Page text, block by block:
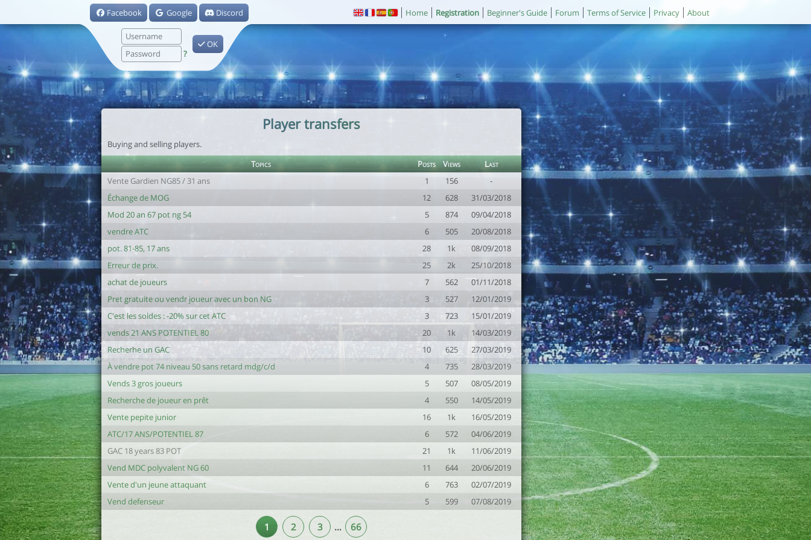
Facebook Google Discord
?
OK
Home Registration Beginner's Guide Forum Terms of Service Privacy About
Player transfers
Buying and selling players.
Topics
Posts Views
Last
Vente Gardien NG85 / 31 ans
1 156
-
Échange de MOG
12 628
31/03/2018
Mod 20 an 67 pot ng 54
5 874
09/04/2018
vendre ATC
6 505
20/08/2018
pot. 81-85, 17 ans
28 1k
08/09/2018
Erreur de prix.
25 2k
25/10/2018
achat de joueurs
7 562
01/11/2018
Pret gratuite ou vendr joueur avec un bon NG
3 527
12/01/2019
C'est les soldes : -20% sur cet ATC
3 723
15/01/2019
vends 21 ANS POTENTIEL 80
20 1k
14/03/2019
Recherhe un GAC
10 625
27/03/2019
À vendre pot 74 niveau 50 sans retard mdg/c/d
4 735
28/03/2019
Vends 3 gros joueurs
5 507
08/05/2019
Recherche de joueur en prêt
4 550
14/05/2019
Vente pepite junior
16 1k
16/05/2019
ATC/17 ANS/POTENTIEL 87
6 572
04/06/2019
GAC 18 years 83 POT
21 1k
11/06/2019
Vend MDC polyvalent NG 60
11 644
20/06/2019
Vente d'un jeune attaquant
6 763
02/07/2019
Vend defenseur
5 599 07/08/2019
1 2 3 … 66